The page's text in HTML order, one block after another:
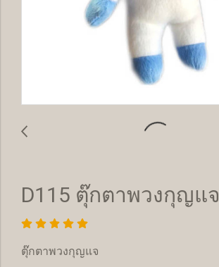
D115 ตุ๊กตาพวงกุญแจ
ตุ๊กตาพวงกุญแจ